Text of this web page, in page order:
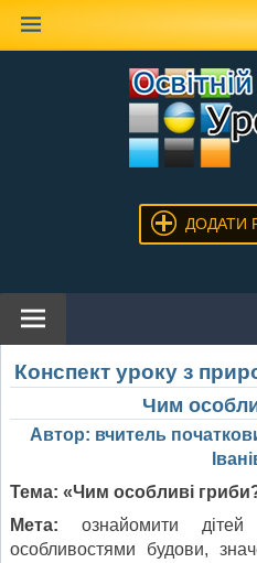
ДОДАТИ
Конспект уроку з
Чим
Автор: вчитель
Тема: «Чим особливі
Мета: ознайомити
особливостями будови,